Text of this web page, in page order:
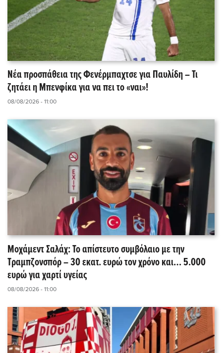
Νέα προσπάθεια της Φενέρμπαχτσε για Παυλίδη – Τι
ζητάει η Μπενφίκα για να πει το «ναι»!
08/08/2026 - 11:00
Μοχάμεντ Σαλάχ: Το απίστευτο συμβόλαιο με την
Τραμπζονσπόρ – 30 εκατ. ευρώ τον χρόνο και… 5.000
ευρώ για χαρτί υγείας
08/08/2026 - 11:00